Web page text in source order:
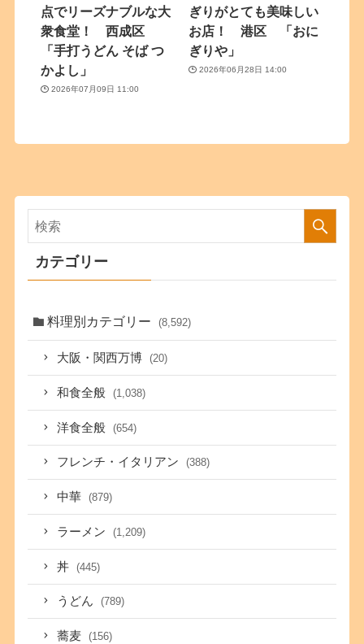
点でリーズナブルな大
衆食堂！ 西成区
「手打うどん そば つ
かよし」
2026年07月09日 11:00
ぎりがとても美味しい
お店！ 港区 「おに
ぎりや」
2026年06月28日 14:00
カテゴリー
料理別カテゴリー (8,592)
大阪・関西万博 (20)
和食全般 (1,038)
洋食全般 (654)
フレンチ・イタリアン (388)
中華 (879)
ラーメン (1,209)
丼 (445)
うどん (789)
蕎麦 (156)